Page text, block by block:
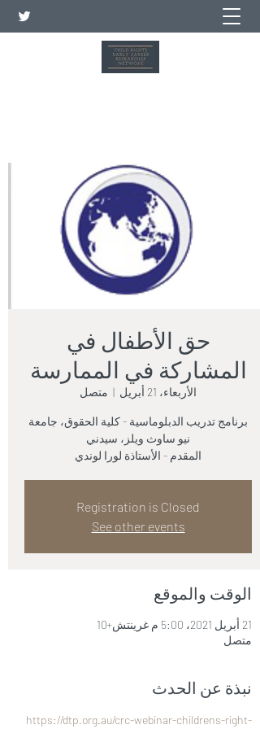
حق الأطفال في
المشاركة في الممارسة
الأربعاء، 21 أبريل
  |
متصل
برنامج تدريب الدبلوماسية - كلية الحقوق، جامعة
المقدم - الأستاذة لورا لوندي
Registration is Closed
See other events
الوقت والموقع
21 أبريل 2021، 5:00 م غرينتش+10
متصل
نبذة عن الحدث
https://dtp.org.au/crc-webinar-childrens-right-